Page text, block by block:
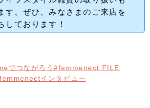
す。ぜひ、みなさまのご来店を
しております！
でつながろう#femmenect FILE
インタビュー